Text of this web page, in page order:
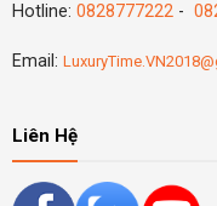
Hotline: 0828777222-
Email:
Liên Hệ